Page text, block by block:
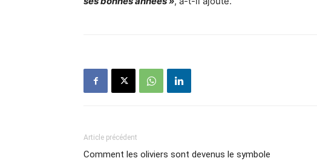
Article précédent
Comment les oliviers sont devenus le symbole